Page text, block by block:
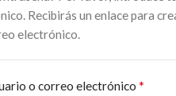
Recibirás un enlace para
electrónico.
o correo electrónico *